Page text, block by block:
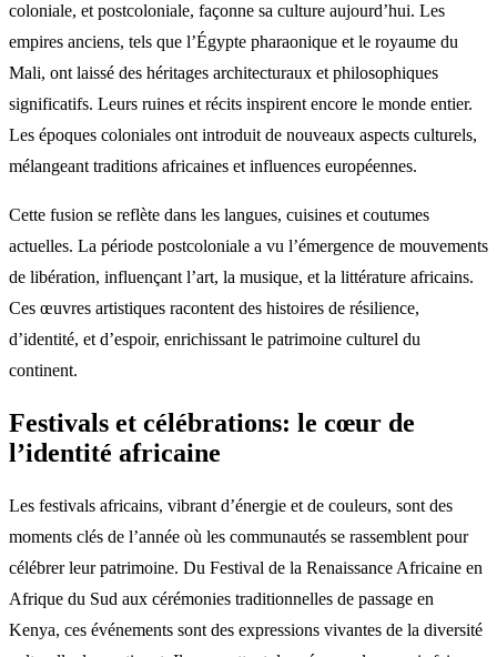
coloniale, et postcoloniale, façonne sa culture aujourd’hui. Les
empires anciens, tels que l’Égypte pharaonique et le royaume du
Mali, ont laissé des héritages architecturaux et philosophiques
significatifs. Leurs ruines et récits inspirent encore le monde entier.
Les époques coloniales ont introduit de nouveaux aspects culturels,
mélangeant traditions africaines et influences européennes.
Cette fusion se reflète dans les langues, cuisines et coutumes
actuelles. La période postcoloniale a vu l’émergence de mouvements
de libération, influençant l’art, la musique, et la littérature africains.
Ces œuvres artistiques racontent des histoires de résilience,
d’identité, et d’espoir, enrichissant le patrimoine culturel du
continent.
Festivals et célébrations: le cœur de
l’identité africaine
Les festivals africains, vibrant d’énergie et de couleurs, sont des
moments clés de l’année où les communautés se rassemblent pour
célébrer leur patrimoine. Du Festival de la Renaissance Africaine en
Afrique du Sud aux cérémonies traditionnelles de passage en
Kenya, ces événements sont des expressions vivantes de la diversité